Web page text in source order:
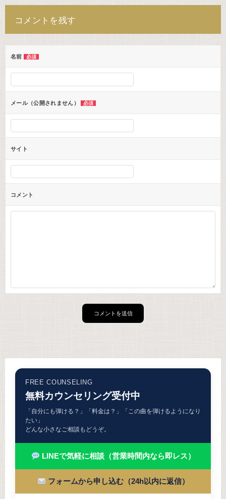
ー
シ
ョ
ン
コメントを残す
名前 必須
メール（公開されません） 必須
サイト
コメント
FREE COUNSELING
無料カウンセリング受付中
「自分にも弾ける？」「料金は？」「この曲を弾けるようになり
たい」
どんな小さなご相談もどうぞ。
LINEで気軽に相談（営業時間内なら即レス）
フォームから申し込む（24h以内に返信）